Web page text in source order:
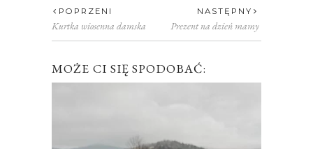
POPRZENI
Kurtka wiosenna damska
NASTĘPNY
Prezent na dzień mamy
MOŻE CI SIĘ SPODOBAĆ: